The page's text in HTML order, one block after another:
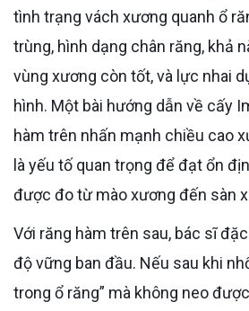
tình trạng vách xương quanh ổ
trùng, hình dạng chân răng, khả
vùng xương còn tốt, và lực nhai
hình. Một bài hướng dẫn về cấy
hàm trên nhấn mạnh chiều cao
là yếu tố quan trọng để đạt ổn
được đo từ mào xương đến sàn
Với răng hàm trên sau, bác sĩ đặc biệt quan tâm đến
độ vững ban đầu. Nếu sau khi
trong ổ răng” mà không neo